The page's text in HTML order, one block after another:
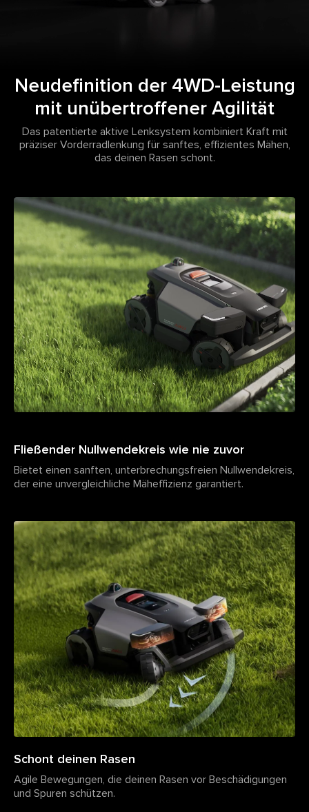
Neudefinition der 4WD-Leistung
mit unübertroffener Agilität
Das patentierte aktive Lenksystem kombiniert Kraft mit
präziser Vorderradlenkung für sanftes, effizientes Mähen,
das deinen Rasen schont.
Fließender Nullwendekreis wie nie zuvor
Bietet einen sanften, unterbrechungsfreien Nullwendekreis,
der eine unvergleichliche Mäheffizienz garantiert.
Schont deinen Rasen
Agile Bewegungen, die deinen Rasen vor Beschädigungen
und Spuren schützen.